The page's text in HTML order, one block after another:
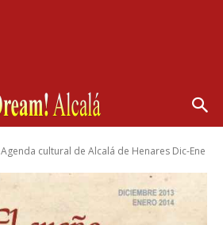
Agenda cultural de Alcalá de Henares Dic-Ene